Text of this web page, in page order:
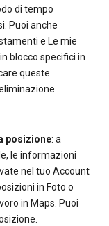
di tempo
Puoi anche
e Le mie
blocco specifici in
queste
posizione: a
le informazioni
nel tuo Account
in Foto o
in Maps. Puoi